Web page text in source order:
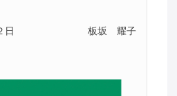
日 板坂 耀子